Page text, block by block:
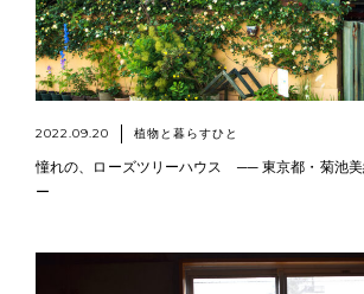
2022.09.20 植物と暮らすひと
憧れの、ローズツリーハウス ── 東京都・菊池美
ー